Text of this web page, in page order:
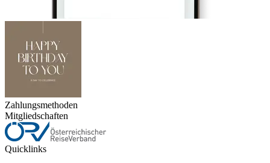
Zahlungsmethoden
Mitgliedschaften
Quicklinks